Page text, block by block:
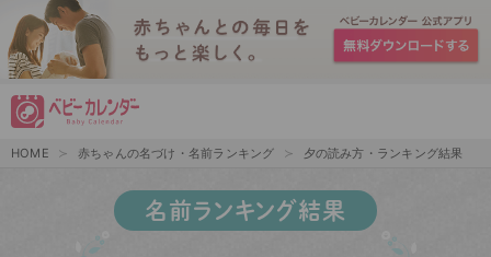
HOME 赤ちゃんの名づけ・名前ランキング 夕の読み方・ランキング結果
名前ランキング結果